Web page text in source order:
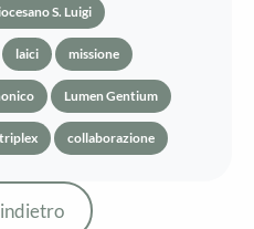
S. Luigi
laici missione
Lumen Gentium
collaborazione